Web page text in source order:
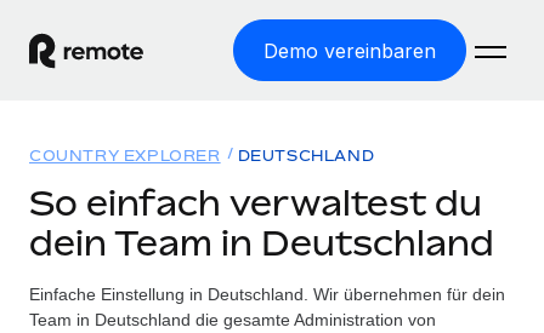
Demo vereinbaren
WELTWEITE BESCHÄFTIGUNG
Globale Payroll
Einfache, rechtssicher Payroll
Lösungen
WELTWEITE ABDECKUNG
Ressourcen
COUNTRY EXPLORER DEUTSCHLAND
So einfach verwaltest du
dein Team in Deutschland
Einfache Einstellung in Deutschland. Wir übernehmen für dein
Team in Deutschland die gesamte Administration von